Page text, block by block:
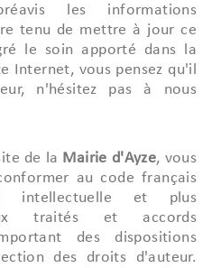
les informations
tenu de mettre à jour ce
le soin apporté dans la
Internet, vous pensez qu'il
n'hésitez pas à nous
de la Mairie d'Ayze, vous
au code français
intellectuelle et plus
traités et accords
des dispositions
des droits d'auteur.